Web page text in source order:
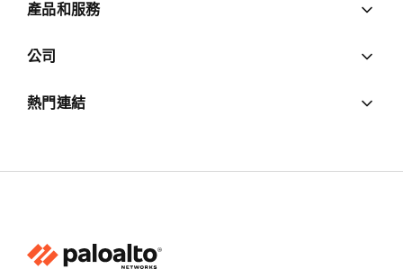
產品和服務
公司
熱門連結